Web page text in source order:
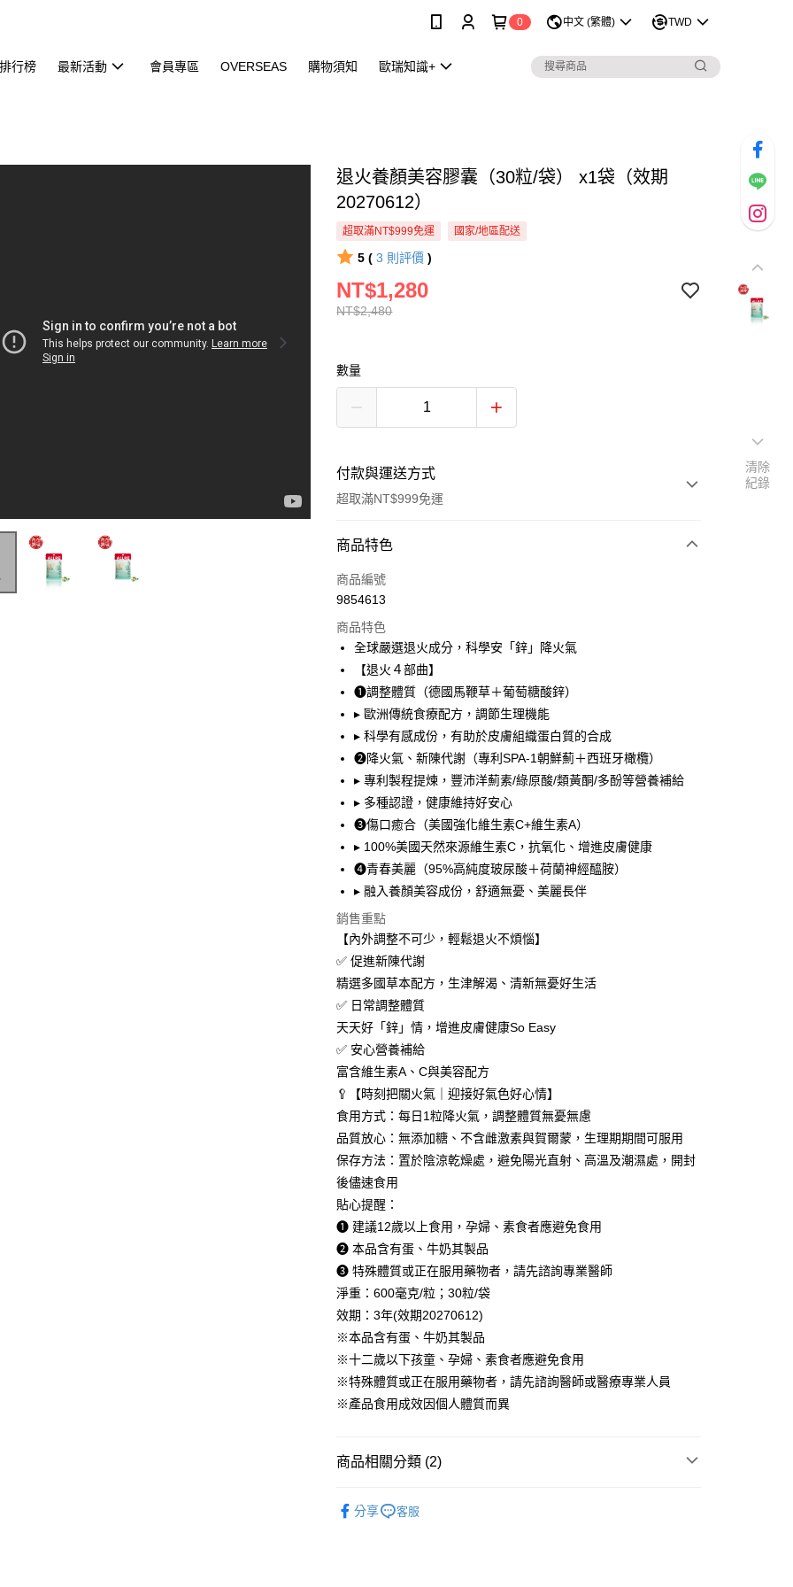
0 中文 (繁體) TWD
行榜 最新活動 會員專區 OVERSEAS 購物須知 歐瑞知識+
退火養顏美容膠囊（30粒/袋） x1袋（效期
20270612）
超取滿NT$999免運 國家/地區配送
5 ( 3 則評價 )
NT$2,480
NT$1,280
數量
付款與運送方式
超取滿NT$999免運
付款方式
信用卡一次付款
LINE Pay
Apple Pay
悠遊付
大哥付你分期
相關說明
【大哥付你分期使用說明】
1.本服務由台灣大哥大提供，台灣大哥大用戶可立即使用無須另外申請。
2.付款方式選擇「大哥付你分期」，訂單成立後會自動跳轉到大哥付的交易
流程，驗證手機門號後，選擇欲分期的期數、繳款截止日，確認付款後即
完成交易。
4.訂單成立30分鐘內，如未前往確認交易或遇審核未通過，訂單將自動取
消。如遇「轉專審核」未通過狀況，表示未達大哥付你分期系統評分，恕
【繳款方式說明】
1.分期款項不併入電信帳單，「大哥付你分期」於每月結算日後寄送繳費提
醒簡訊。
2.透過簡訊連結打開帳單後，可選擇「超商條碼／台灣大直營門市／銀行轉
帳／街口支付／iPASS MONEY」等通路繳費。
1.本服務係由「台灣大哥大股份有限公司」（以下簡稱本公司）所提供，讓
用戶於交易時，得透過本服務購買商品或服務，並由商店將買賣／分期付
款買賣價金債權讓與本公司後，依約使用本公司帳單繳交帳款。
2.基於同意付款使用「大哥付你分期」之契約關係目的，商店將以您的個人
資料（包含姓名、電話或地址）提供予台灣大哥大進項蒐集、處理及利
用，由本公司與您本人進行分期帳單所需資料之確認、核對及更正。
3.完整用戶服務條款，請詳閱以下連結：
https://oppay.tw/userRule
AFTEE先享後付
相關說明
【關於「AFTEE先享後付」】
AFTEE先享後付是「在收到商品之後才付款」的支付方式。 讓您購物簡單
便利好安心！
１．簡單：不需註冊會員、不需綁卡、不需儲值。
２．便利：只要手機號碼，簡訊認證，即可結帳。
３．安心：先確認商品／服務後，再付款。
【「AFTEE先享後付」結帳流程】
１．於結帳方式選擇「AFTEE先享後付」後，將跳轉至「AFTEE先享後
２．訂單成立數日內，您將收到繳費通知簡訊。
３．收到繳費通知簡訊後14天內，點擊此簡訊中的連結，可透過四大超商
／ATM／網路銀行／等多元方式進行付款，方視為交易完成。
※ 請注意：結帳手續完成當下不需立刻繳費，但若您需要取消訂單，請聯
絡購買商品的店家。未經商家同意取消之訂單仍視為有效，需透過AFTEE
先享後付繳納相關費用。
※ 交易是否成功請以「AFTEE先享後付 」之結帳頁面顯示為準，若有關於
是否繳費成功／繳費後需取消欲退款等相關疑問，請聯繫「AFTEE先享後
付客戶支援中心」https://netprotections.freshdesk.com/support/home
１．透過由恩沛科技股份有限公司提供之「AFTEE先享後付」服務完成之
交易，需依本服務之必要範圍內提供個人資料，並將交易相關給付款項請
求債權轉讓予恩沛科技股份有限公司。
２．關於個人資料處理事宜，請瀏覽以下網址：
https://aftee.tw/terms/#terms3
３．未成年的使用者請事先徵得法定代理人或監護人之同意方可使用
任。
４．使用「AFTEE先享後付」時，將依據個別帳號之用戶狀況，依本公司
即時審查核予不同之上限額度；若仍有額度不足之情形，本公司將視審查
結果請求用戶進行身份認證。
５．嚴禁一人註冊多個帳號或使用他人資訊註冊。若發現惡意使用之情
形，恩沛科技股份有限公司將有權停止該用戶之使用額度並採取法律行
ATM付款
貨到付款
運送方式
全家取貨付款
每筆NT$80，滿NT$999(含以上)免運費
付款後全家取貨
每筆NT$80，滿NT$1,680(含以上)免運費
萊爾富取貨付款
每筆NT$80，滿NT$1,680(含以上)免運費
付款後萊爾富取貨
每筆NT$80，滿NT$1,680(含以上)免運費
7-11取貨付款
付款後7-11取貨
每筆NT$80，滿NT$1,680(含以上)免運費
台灣本島宅配
每筆NT$80，滿NT$1,680(含以上)免運費
離島宅配
每筆NT$100，滿NT$2,000(含以上)免運費
國家/地區配送(新馬專屬)
商品特色
商品編號
9854613
商品特色
全球嚴選退火成分，科學安「鋅」降火氣
【退火４部曲】
❶調整體質（德國馬鞭草＋葡萄糖酸鋅）
▸ 歐洲傳統食療配方，調節生理機能
▸ 科學有感成份，有助於皮膚組織蛋白質的合成
❷降火氣、新陳代謝（專利SPA-1朝鮮薊＋西班牙橄欖）
▸ 專利製程提煉，豐沛洋薊素/綠原酸/類黃酮/多酚等營養補給
▸ 多種認證，健康維持好安心
❸傷口癒合（美國強化維生素C+維生素A）
▸ 100%美國天然來源維生素C，抗氧化、增進皮膚健康
❹青春美麗（95%高純度玻尿酸＋荷蘭神經醯胺）
▸ 融入養顏美容成份，舒適無憂、美麗長伴
銷售重點
【內外調整不可少，輕鬆退火不煩惱】
✅ 促進新陳代謝
精選多國草本配方，生津解渴、清新無憂好生活
✅ 日常調整體質
天天好「鋅」情，增進皮膚健康So Easy
✅ 安心營養補給
富含維生素A、C與美容配方
🥄【時刻把關火氣｜迎接好氣色好心情】
食用方式：每日1粒降火氣，調整體質無憂無慮
品質放心：無添加糖、不含雌激素與賀爾蒙，生理期期間可服用
保存方法：置於陰涼乾燥處，避免陽光直射、高溫及潮濕處，開封
後儘速食用
貼心提醒：
❶ 建議12歲以上食用，孕婦、素食者應避免食用
❷ 本品含有蛋、牛奶其製品
❸ 特殊體質或正在服用藥物者，請先諮詢專業醫師
淨重：600毫克/粒；30粒/袋
效期：3年(效期20270612)
※本品含有蛋、牛奶其製品
※十二歲以下孩童、孕婦、素食者應避免食用
※特殊體質或正在服用藥物者，請先諮詢醫師或醫療專業人員
※產品食用成效因個人體質而異
商品相關分類 (2)
分享 客服
清除
紀錄